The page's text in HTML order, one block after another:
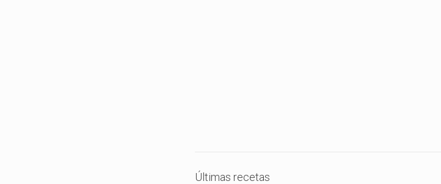
Últimas recetas